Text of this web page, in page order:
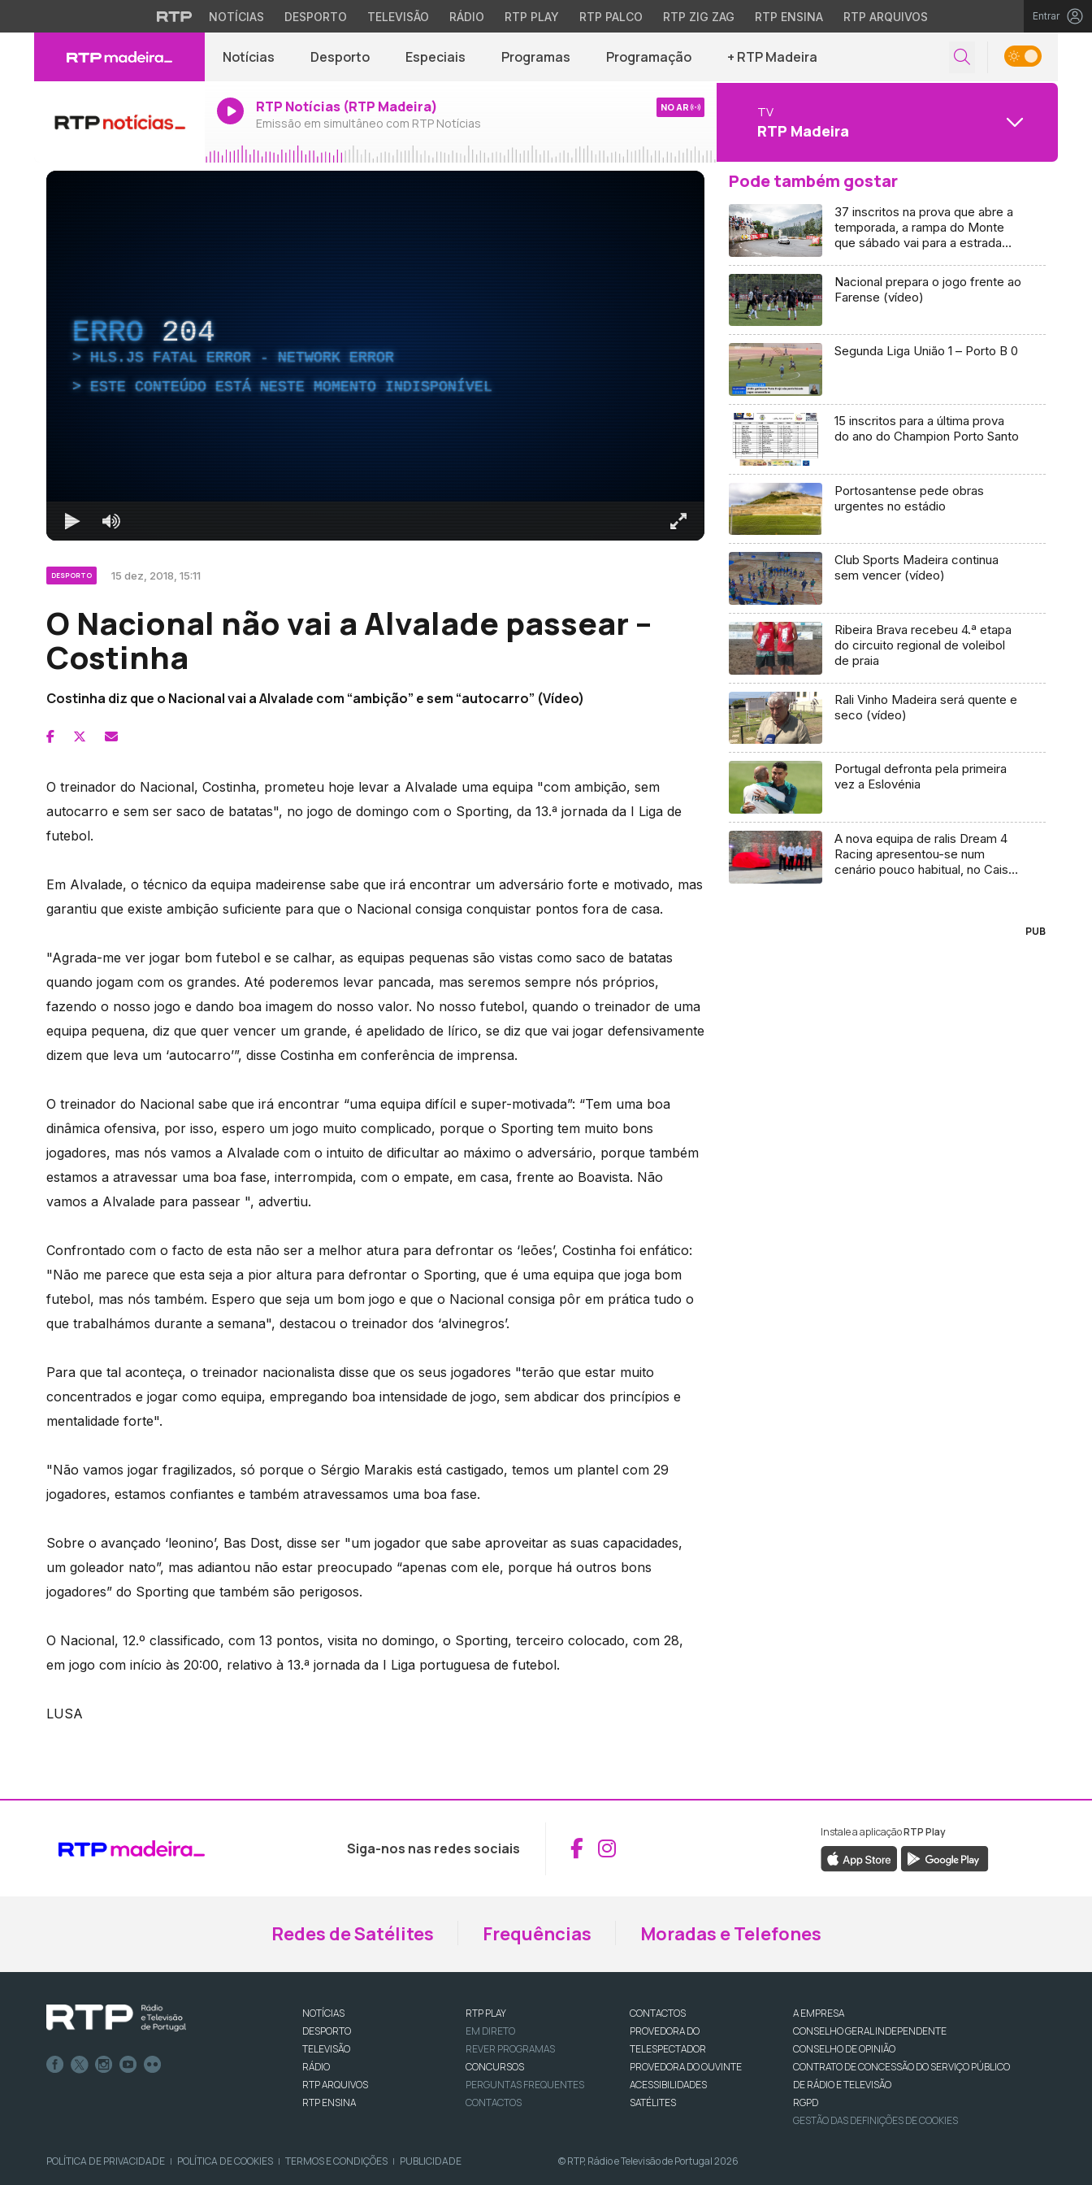
NOTÍCIAS DESPORTO TELEVISÃO RÁDIO RTP PLAY RTP PALCO RTP ZIG ZAG RTP ENSINA RTP ARQUIVOS Entrar
Notícias Desporto Especiais Programas Programação + RTP Madeira
RTP Notícias (RTP Madeira)
Emissão em simultâneo com RTP Notícias
NO AR TV
RTP Madeira
ERRO 204
HLS.JS FATAL ERROR - NETWORK ERROR
ESTE CONTEÚDO ESTÁ NESTE MOMENTO INDISPONÍVEL
DESPORTO 15 dez, 2018, 15:11
O Nacional não vai a Alvalade passear –
Costinha
Costinha diz que o Nacional vai a Alvalade com “ambição” e sem “autocarro” (Vídeo)
O treinador do Nacional, Costinha, prometeu hoje levar a Alvalade uma equipa "com ambição, sem
autocarro e sem ser saco de batatas", no jogo de domingo com o Sporting, da 13.ª jornada da I Liga de
futebol.
Em Alvalade, o técnico da equipa madeirense sabe que irá encontrar um adversário forte e motivado, mas
garantiu que existe ambição suficiente para que o Nacional consiga conquistar pontos fora de casa.
"Agrada-me ver jogar bom futebol e se calhar, as equipas pequenas são vistas como saco de batatas
quando jogam com os grandes. Até poderemos levar pancada, mas seremos sempre nós próprios,
fazendo o nosso jogo e dando boa imagem do nosso valor. No nosso futebol, quando o treinador de uma
equipa pequena, diz que quer vencer um grande, é apelidado de lírico, se diz que vai jogar defensivamente
dizem que leva um ‘autocarro’”, disse Costinha em conferência de imprensa.
O treinador do Nacional sabe que irá encontrar “uma equipa difícil e super-motivada”: “Tem uma boa
dinâmica ofensiva, por isso, espero um jogo muito complicado, porque o Sporting tem muito bons
jogadores, mas nós vamos a Alvalade com o intuito de dificultar ao máximo o adversário, porque também
estamos a atravessar uma boa fase, interrompida, com o empate, em casa, frente ao Boavista. Não
vamos a Alvalade para passear ", advertiu.
Confrontado com o facto de esta não ser a melhor atura para defrontar os ‘leões’, Costinha foi enfático:
"Não me parece que esta seja a pior altura para defrontar o Sporting, que é uma equipa que joga bom
futebol, mas nós também. Espero que seja um bom jogo e que o Nacional consiga pôr em prática tudo o
que trabalhámos durante a semana", destacou o treinador dos ‘alvinegros’.
Para que tal aconteça, o treinador nacionalista disse que os seus jogadores "terão que estar muito
concentrados e jogar como equipa, empregando boa intensidade de jogo, sem abdicar dos princípios e
mentalidade forte".
"Não vamos jogar fragilizados, só porque o Sérgio Marakis está castigado, temos um plantel com 29
jogadores, estamos confiantes e também atravessamos uma boa fase.
Sobre o avançado ‘leonino’, Bas Dost, disse ser "um jogador que sabe aproveitar as suas capacidades,
um goleador nato”, mas adiantou não estar preocupado “apenas com ele, porque há outros bons
jogadores” do Sporting que também são perigosos.
O Nacional, 12.º classificado, com 13 pontos, visita no domingo, o Sporting, terceiro colocado, com 28,
em jogo com início às 20:00, relativo à 13.ª jornada da I Liga portuguesa de futebol.
LUSA
Pode também gostar
37 inscritos na prova que abre a
temporada, a rampa do Monte
que sábado vai para a estrada
Nacional prepara o jogo frente ao
Farense (vídeo)
Segunda Liga União 1 – Porto B 0
15 inscritos para a última prova
do ano do Champion Porto Santo
Portosantense pede obras
urgentes no estádio
Club Sports Madeira continua
sem vencer (vídeo)
Ribeira Brava recebeu 4.ª etapa
do circuito regional de voleibol
de praia
Rali Vinho Madeira será quente e
seco (vídeo)
Portugal defronta pela primeira
vez a Eslovénia
A nova equipa de ralis Dream 4
Racing apresentou-se num
cenário pouco habitual, no Cais
PUB
Siga-nos nas redes sociais Aceder ao Facebook da RTP Madeira
Aceder ao Instagram da RTP Madeira
Instale a aplicaçãoRTP Play
Redes de Satélites Frequências Moradas e Telefones
NOTÍCIAS
DESPORTO
TELEVISÃO
RÁDIO
RTP ARQUIVOS
RTP ENSINA
RTP PLAY
EM DIRETO
REVER PROGRAMAS
CONCURSOS
PERGUNTAS FREQUENTES
CONTACTOS
CONTACTOS
PROVEDORA DO
TELESPECTADOR
PROVEDORA DO OUVINTE
ACESSIBILIDADES
SATÉLITES
A EMPRESA
CONSELHO GERAL INDEPENDENTE
CONSELHO DE OPINIÃO
CONTRATO DE CONCESSÃO DO SERVIÇO PÚBLICO
DE RÁDIO E TELEVISÃO
RGPD
GESTÃO DAS DEFINIÇÕES DE COOKIES
POLÍTICA DE PRIVACIDADE | POLÍTICA DE COOKIES | TERMOS E CONDIÇÕES | PUBLICIDADE © RTP, Rádio e Televisão de Portugal 2026